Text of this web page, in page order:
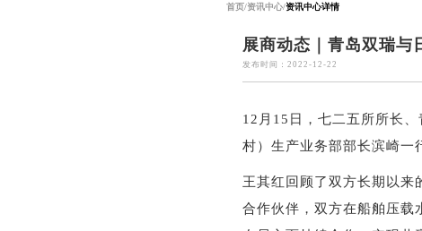
首页/资讯中心/资讯中心详情
展商动态｜青岛双瑞与
发布时间：2022-12-22
12月15日，七二五所所长
村）生产业务部部长滨崎一
王其红回顾了双方长期以来
合作伙伴，双方在船舶压载